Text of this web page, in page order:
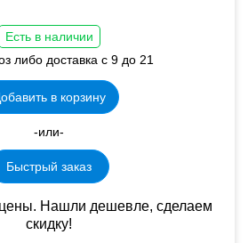
Есть в наличии
либо доставка с 9 до 21
в корзину
-или-
Быстрый заказ
цены. Нашли дешевле, сделаем
скидку!